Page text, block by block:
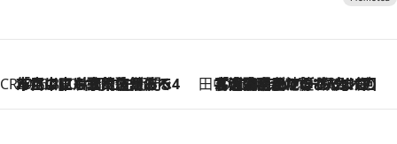
CREA'S CHOICE
2026.8.7
「立川にも歌舞伎があるんだよ」 片岡仁左衛門・市川中車ら豪華座組みで4年目の立川立飛歌舞伎へ 田中稲の勝手に再ブーム
2026.8.7
「湘南乃風に憧れて」観客大盛上がりの“タオル回し”に、ラッパー顔負けの高速歌唱まで…さだまさし（74）のアグレッシブすぎる現在地